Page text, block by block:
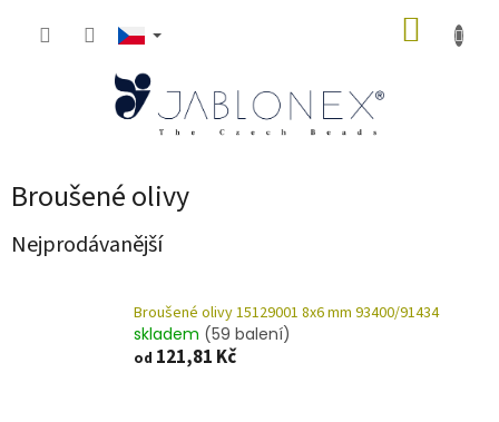
Broušené olivy
Nejprodávanější
Broušené olivy 15129001 8x6 mm 93400/91434
skladem (59 balení)
od 121,81 Kč